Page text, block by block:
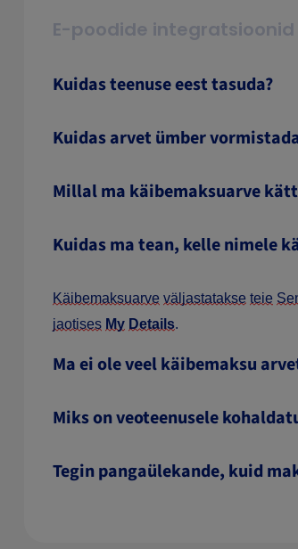
E-poodide integratsioonid
Kuidas teenuse eest tasuda?
Kuidas arvet ümber
Millal ma käibemaksuarve
Kuidas ma tean, kelle nimele
Käibemaksuarve väljastatakse teie
jaotises My Details.
Ma ei ole veel käibemaksu
Miks on veoteenusele
Tegin pangaülekande, kuid